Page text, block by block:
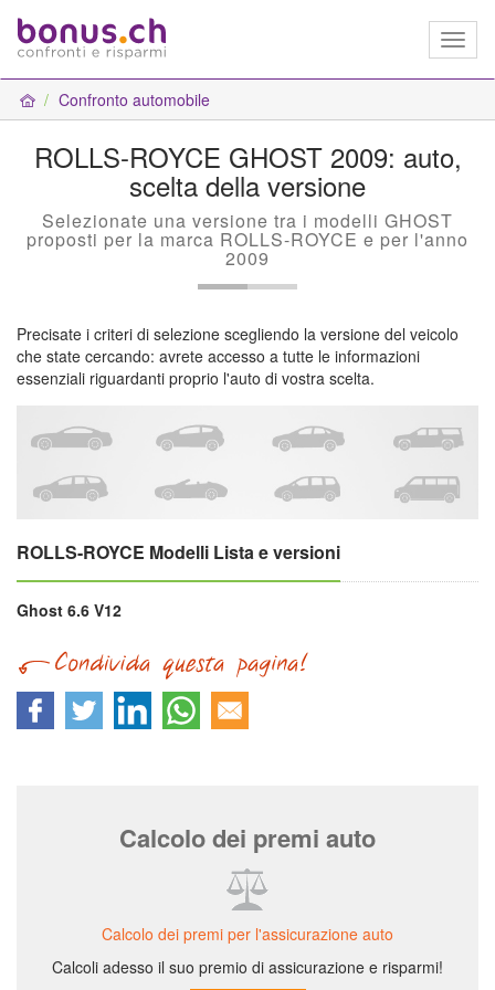
Confronto automobile
ROLLS-ROYCE GHOST 2009: auto,
scelta della versione
Selezionate una versione tra i modelli GHOST
proposti per la marca ROLLS-ROYCE e per l'anno
2009
Precisate i criteri di selezione scegliendo la versione del veicolo
che state cercando: avrete accesso a tutte le informazioni
essenziali riguardanti proprio l'auto di vostra scelta.
ROLLS-ROYCE Modelli Lista e versioni
Ghost 6.6 V12
Calcolo dei premi auto
Calcolo dei premi per l'assicurazione auto
Calcoli adesso il suo premio di assicurazione e risparmi!